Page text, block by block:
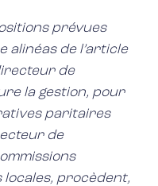
prévues
alinéas de l’article
de
la gestion, pour
paritaires
de
procèdent,